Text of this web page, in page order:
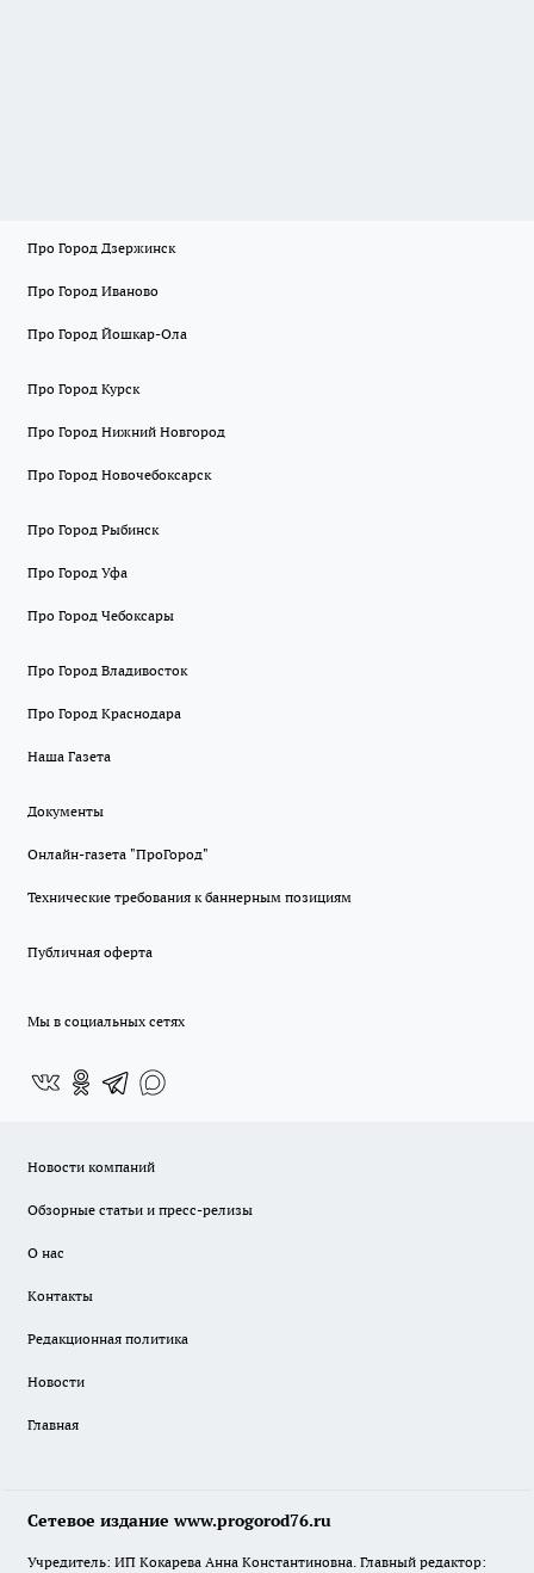
Про Город Дзержинск
Про Город Иваново
Про Город Йошкар-Ола
Про Город Курск
Про Город Нижний Новгород
Про Город Новочебоксарск
Про Город Рыбинск
Про Город Уфа
Про Город Чебоксары
Про Город Владивосток
Про Город Краснодара
Наша Газета
Документы
Онлайн-газета "ПроГород"
Технические требования к баннерным позициям
Публичная оферта
Мы в социальных сетях
Новости компаний
Обзорные статьи и пресс-релизы
О нас
Контакты
Редакционная политика
Новости
Главная
Сетевое издание www.progorod76.ru
Учредитель: ИП Кокарева Анна Константиновна. Главный редактор: